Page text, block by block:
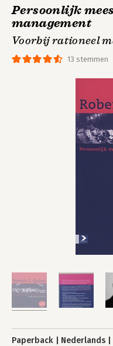
13 stemmen
Persoonlijk
management
Voorbij rationeel
Paperback Nederlands